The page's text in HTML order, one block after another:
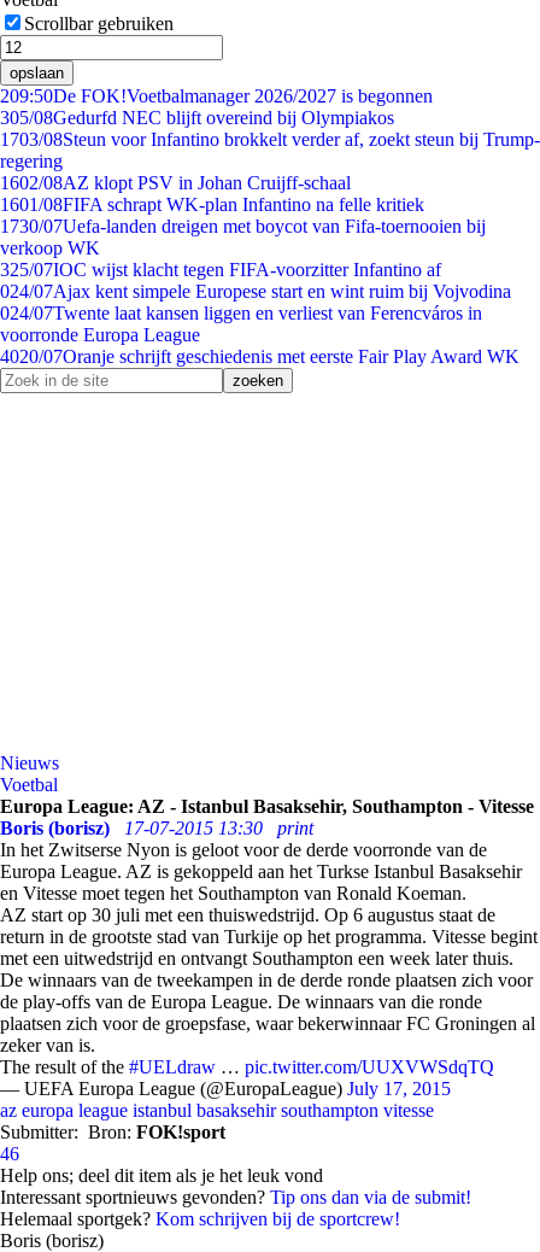
Scrollbar gebruiken
opslaan
209:50De FOK!Voetbalmanager 2026/2027 is begonnen
305/08Gedurfd NEC blijft overeind bij Olympiakos
1703/08Steun voor Infantino brokkelt verder af, zoekt steun bij Trump-
regering
1602/08AZ klopt PSV in Johan Cruijff-schaal
1601/08FIFA schrapt WK-plan Infantino na felle kritiek
1730/07Uefa-landen dreigen met boycot van Fifa-toernooien bij
verkoop WK
325/07IOC wijst klacht tegen FIFA-voorzitter Infantino af
024/07Ajax kent simpele Europese start en wint ruim bij Vojvodina
024/07Twente laat kansen liggen en verliest van Ferencváros in
voorronde Europa League
4020/07Oranje schrijft geschiedenis met eerste Fair Play Award WK
Nieuws
Voetbal
Europa League: AZ - Istanbul Basaksehir, Southampton - Vitesse
Boris (borisz)
17-07-2015 13:30
print
In het Zwitserse Nyon is geloot voor de derde voorronde van de
Europa League. AZ is gekoppeld aan het Turkse Istanbul Basaksehir
en Vitesse moet tegen het Southampton van Ronald Koeman.
AZ start op 30 juli met een thuiswedstrijd. Op 6 augustus staat de
return in de grootste stad van Turkije op het programma. Vitesse begint
met een uitwedstrijd en ontvangt Southampton een week later thuis.
De winnaars van de tweekampen in de derde ronde plaatsen zich voor
de play-offs van de Europa League. De winnaars van die ronde
plaatsen zich voor de groepsfase, waar bekerwinnaar FC Groningen al
zeker van is.
The result of the #UELdraw … pic.twitter.com/UUXVWSdqTQ
— UEFA Europa League (@EuropaLeague) July 17, 2015
az europa league istanbul basaksehir southampton vitesse
Submitter: Bron: FOK!sport
46
Help ons; deel dit item als je het leuk vond
Interessant sportnieuws gevonden? Tip ons dan via de submit!
Helemaal sportgek? Kom schrijven bij de sportcrew!
Boris (borisz)